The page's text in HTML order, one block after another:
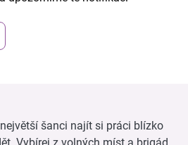
šanci najít si práci blízko
Vybírej z volných míst a brigád